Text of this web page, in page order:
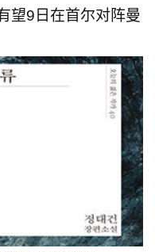
望9日在首尔对阵曼